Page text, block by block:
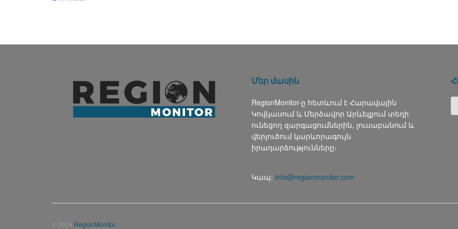
Մեր մասին
RegionMonitor-ը հետևում է Հարավային
Կովկասում և Մերձավոր Արևելքում տեղի
ունեցող զարգացումներին, լուսաբանում և
վերլուծում կարևորագույն
իրադարձությունները։
Կապ: info@regionmonitor.com
© 2024 RegionMonitor